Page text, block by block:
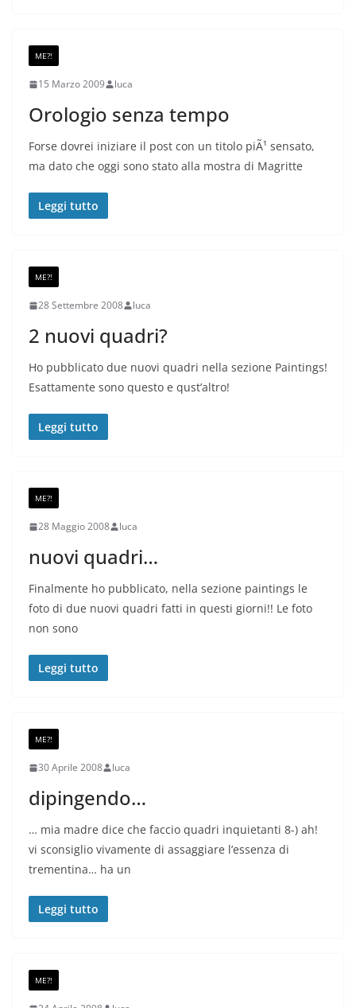
ME?!
15 Marzo 2009 luca
Orologio senza tempo
Forse dovrei iniziare il post con un titolo piÃ¹ sensato,
ma dato che oggi sono stato alla mostra di Magritte
Leggi tutto
ME?!
28 Settembre 2008 luca
2 nuovi quadri?
Ho pubblicato due nuovi quadri nella sezione Paintings!
Esattamente sono questo e qust’altro!
Leggi tutto
ME?!
28 Maggio 2008 luca
nuovi quadri…
Finalmente ho pubblicato, nella sezione paintings le
foto di due nuovi quadri fatti in questi giorni!! Le foto
non sono
Leggi tutto
ME?!
30 Aprile 2008 luca
dipingendo…
… mia madre dice che faccio quadri inquietanti 8-) ah!
vi sconsiglio vivamente di assaggiare l’essenza di
trementina… ha un
Leggi tutto
ME?!